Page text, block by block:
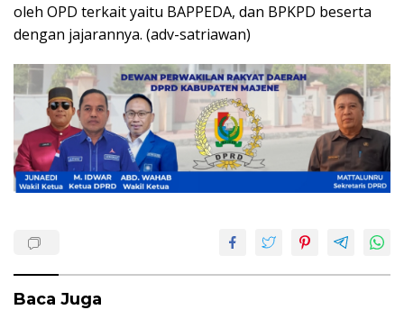
oleh OPD terkait yaitu BAPPEDA, dan BPKPD beserta
dengan jajarannya. (adv-satriawan)
Baca Juga